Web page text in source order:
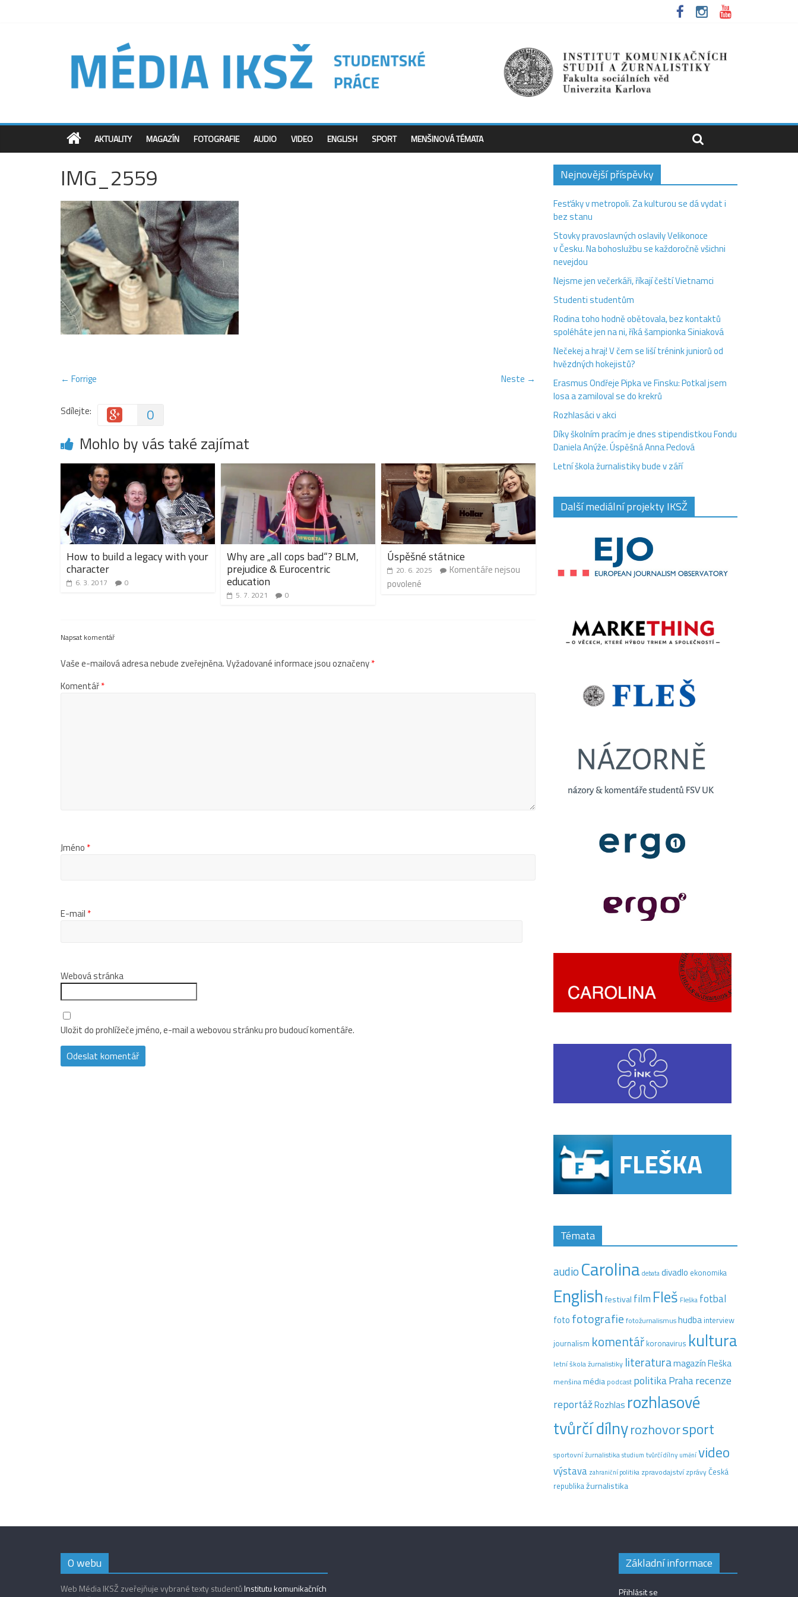
AKTUALITY MAGAZÍN FOTOGRAFIE AUDIO VIDEO ENGLISH SPORT MENŠINOVÁ TÉMATA
IMG_2559
← Forrige Neste →
Sdílejte: 0
Mohlo by vás také zajímat
How to build a legacy with your
character
6. 3. 2017 0
Why are „all cops bad“? BLM,
prejudice & Eurocentric
education
5. 7. 2021 0
Úspěšné státnice
20. 6. 2025
Komentáře nejsou
povolené
Napsat komentář
Vaše e-mailová adresa nebude zveřejněna.Vyžadované informace jsou označeny*
Komentář*
Jméno *
E-mail *
Webová stránka
Uložit do prohlížeče jméno, e-mail a webovou stránku pro budoucí komentáře.
Nejnovější příspěvky
Fesťáky v metropoli. Za kulturou se dá vydat i
bez stanu
Stovky pravoslavných oslavily Velikonoce
v Česku. Na bohoslužbu se každoročně všichni
nevejdou
Nejsme jen večerkáři, říkají čeští Vietnamci
Studenti studentům
Rodina toho hodně obětovala, bez kontaktů
spoléháte jen na ni, říká šampionka Siniaková
Nečekej a hraj! V čem se liší trénink juniorů od
hvězdných hokejistů?
Erasmus Ondřeje Pipka ve Finsku: Potkal jsem
losa a zamiloval se do krekrů
Rozhlasáci v akci
Díky školním pracím je dnes stipendistkou Fondu
Daniela Anýže. Úspěšná Anna Peclová
Letní škola žurnalistiky bude v září
Další mediální projekty IKSŽ
Témata
audio Carolina debatadivadlo ekonomika
Englishfestival film Fleš Fleška fotbal
foto fotografie fotožurnalismushudba interview
journalism komentář koronavirus kultura
letní škola žurnalistiky literaturamagazín Fleška
menšinamédia podcast politikaPraharecenze
reportážRozhlas rozhlasové
tvůrčí dílnyrozhovorsport
sportovní žurnalistikastudium tvůrčí dílny uměnívideo
výstava zahraniční politika zpravodajství zprávyČeská
republikažurnalistika
O webu
Web Média IKSŽ zveřejňuje vybrané texty studentůInstitutu komunikačních
Základní informace
Přihlásit se